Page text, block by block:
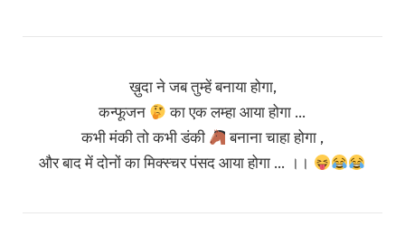
ख़ुदा ने जब तुम्हें बनाया होगा,
कन्फूजन
का एक लम्हा आया होगा …
कभी मंकी तो कभी डंकी
बनाना चाहा होगा ,
और बाद में दोनों का मिक्स्चर पंसद आया होगा … ।।